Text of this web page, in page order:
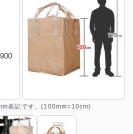
表記です。(100mm=10cm)